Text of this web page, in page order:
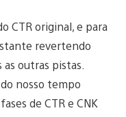
CTR original, e para
revertendo
as outras pistas.
nosso tempo
de CTR e CNK